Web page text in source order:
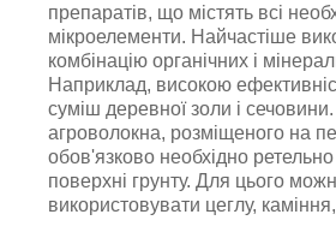
препаратів, що містять всі
мікроелементи. Найчастіше
комбінацію органічних і
Наприклад, високою
суміш деревної золи і сечовини.
агроволокна, розміщеного на
обов'язково необхідно
поверхні грунту. Для цього
використовувати цеглу,